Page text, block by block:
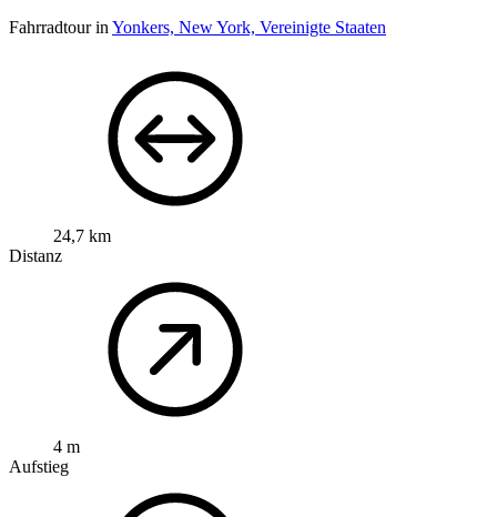
Fahrradtour in Yonkers, New York, Vereinigte Staaten
24,7 km
Distanz
4 m
Aufstieg